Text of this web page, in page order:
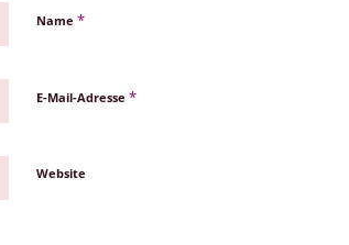
Name *
E-Mail-Adresse *
Website